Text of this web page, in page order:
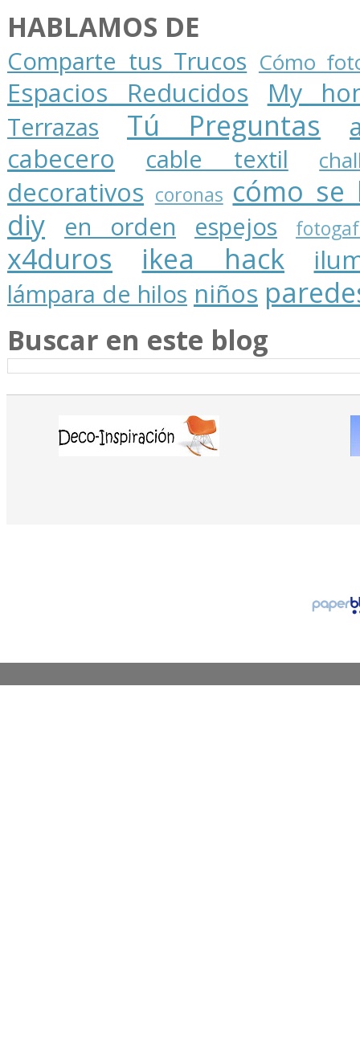
HABLAMOS DE
Comparte tus Trucos Cómo
Espacios Reducidos My
Terrazas Tú Preguntas
cabecero
cable textil
decorativos coronas cómo se
diy
en orden espejos
x4duros ikea hack
lámpara de hilos niños
Buscar en este blog